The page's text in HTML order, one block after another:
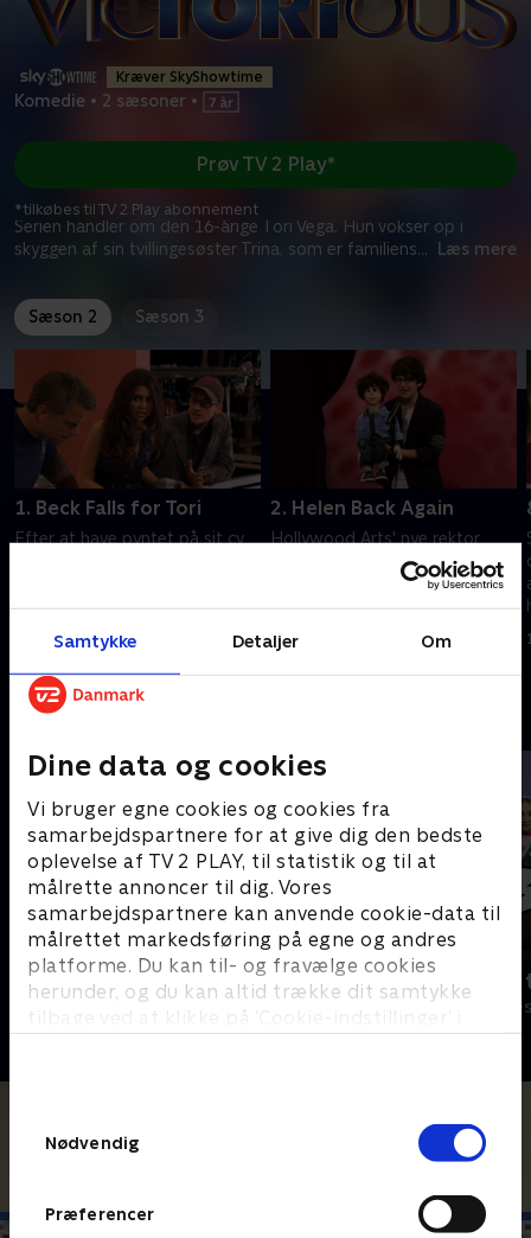
Samtykke Detaljer Om
Dine data og cookies
Vi bruger egne cookies og cookies fra
samarbejdspartnere for at give dig den bedste
oplevelse af TV 2 PLAY, til statistik og til at
målrette annoncer til dig. Vores
samarbejdspartnere kan anvende cookie-data til
målrettet markedsføring på egne og andres
platforme. Du kan til- og fravælge cookies
herunder, og du kan altid trække dit samtykke
tilbage ved at klikke på ’Cookie-indstillinger’ i
Nødvendig
Præferencer
Kræver SkyShowtime
Komedie • 2 sæsoner •
Serien handler om den 16-årige Tori Vega. Hun vokser op i
skyggen af sin tvillingesøster Trina, som er familiens... Læs mere
Prøv TV 2 Play*
*tilkøbes til TV 2 Play abonnement
Sæson 2 Sæson 3
1. Beck Falls for Tori
Efter at have pyntet på sit cv
2. Helen Back Again
Hollywood Arts' nye rektor
kræver, at alle eleverne går til
audition igen for at beholde
deres pladser.
14. juni 2023 • 22 min
Andre så også
Robssons (dansk tale)
Komedie • 1 sæsoner
Bert (dansk
Komedie • 1